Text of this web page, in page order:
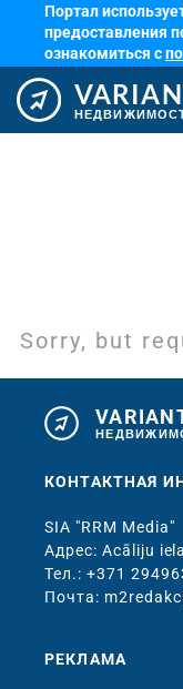
Портал
предоставления
ознакомиться с
Sorry, but
КОНТАКТНАЯ
SIA "RRM Media"
Адрес: Acāliju
Тел.: +371
Почта:
РЕКЛАМА